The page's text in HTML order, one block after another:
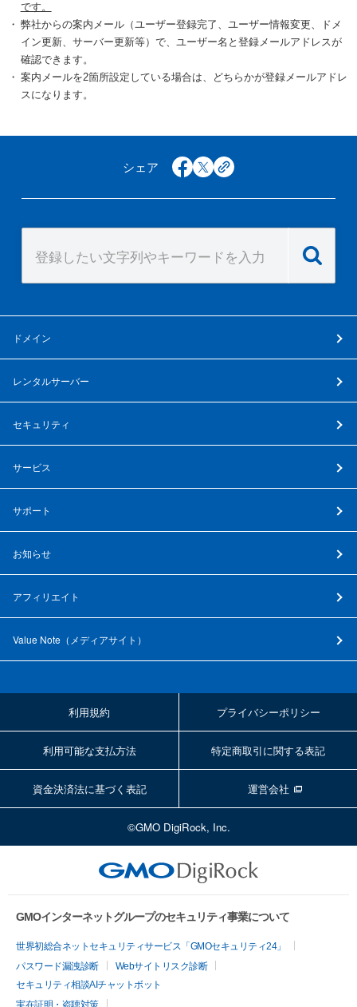
です。
弊社からの案内メール（ユーザー登録完了、ユーザー情報変更、ドメ
イン更新、サーバー更新等）で、ユーザー名と登録メールアドレスが
確認できます。
案内メールを2箇所設定している場合は、どちらかが登録メールアドレ
スになります。
シェア facebook
x copy
ドメイン
レンタルサーバー
セキュリティ
サービス
サポート
お知らせ
アフィリエイト
Value Note（ メディアサイト ）
利用規約 プライバシーポリシー
利用可能な支払方法 特定商取引に関する表記
資金決済法に基づく表記 運営会社
©GMO DigiRock, Inc.
GMOインターネットグループのセキュリティ事業について
世界初総合ネットセキュリティサービス「GMOセキュリティ24」
パスワード漏洩診断
Webサイトリスク診断
セキュリティ相談AIチャットボット
実在証明・盗聴対策